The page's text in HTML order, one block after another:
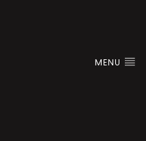
MENU